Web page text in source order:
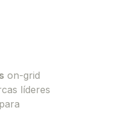
on-grid
líderes